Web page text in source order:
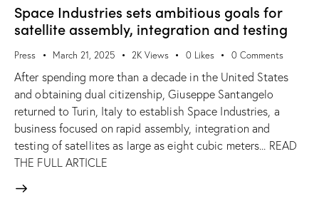
Space Industries sets ambitious goals for
satellite assembly, integration and testing
Press March 21, 2025 2K Views 0 Likes 0 Comments
After spending more than a decade in the United States
and obtaining dual citizenship, Giuseppe Santangelo
returned to Turin, Italy to establish Space Industries, a
business focused on rapid assembly, integration and
testing of satellites as large as eight cubic meters... READ
THE FULL ARTICLE